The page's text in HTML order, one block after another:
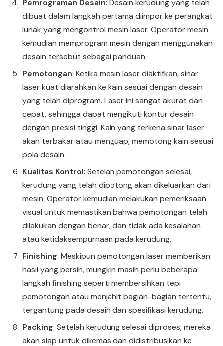
Pemrograman Desain: Desain kerudung yang telah
dibuat dalam langkah pertama diimpor ke perangkat
lunak yang mengontrol mesin laser. Operator mesin
kemudian memprogram mesin dengan menggunakan
desain tersebut sebagai panduan.
Pemotongan: Ketika mesin laser diaktifkan, sinar
laser kuat diarahkan ke kain sesuai dengan desain
yang telah diprogram. Laser ini sangat akurat dan
cepat, sehingga dapat mengikuti kontur desain
dengan presisi tinggi. Kain yang terkena sinar laser
akan terbakar atau menguap, memotong kain sesuai
pola desain.
Kualitas Kontrol: Setelah pemotongan selesai,
kerudung yang telah dipotong akan dikeluarkan dari
mesin. Operator kemudian melakukan pemeriksaan
visual untuk memastikan bahwa pemotongan telah
dilakukan dengan benar, dan tidak ada kesalahan
atau ketidaksempurnaan pada kerudung.
Finishing: Meskipun pemotongan laser memberikan
hasil yang bersih, mungkin masih perlu beberapa
langkah finishing seperti membersihkan tepi
pemotongan atau menjahit bagian-bagian tertentu,
tergantung pada desain dan spesifikasi kerudung.
Packing: Setelah kerudung selesai diproses, mereka
akan siap untuk dikemas dan didistribusikan ke